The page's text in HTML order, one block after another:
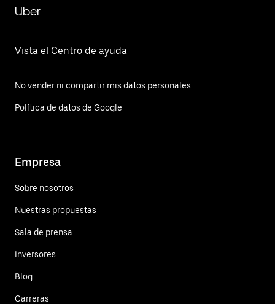
Uber
Vista el Centro de ayuda
No vender ni compartir mis datos personales
Política de datos de Google
Empresa
Sobre nosotros
Nuestras propuestas
Sala de prensa
Inversores
Blog
Carreras